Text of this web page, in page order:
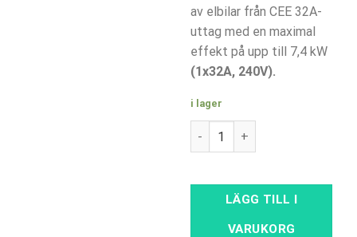
av elbilar från CEE 32A-
uttag med en maximal
effekt på upp till 7,4 kW
(1x32A, 240V).
i lager
portabel laddare med
LÄGG TILL I
VARUKORG